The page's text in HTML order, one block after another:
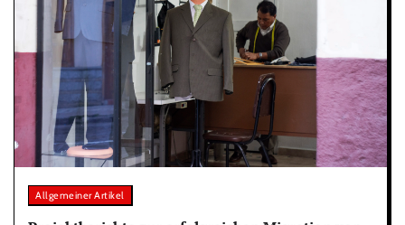
Allgemeiner Artikel